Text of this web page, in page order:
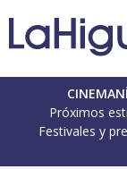
Próximos
Festivales y